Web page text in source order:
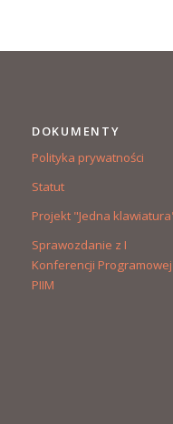
DOKUMENTY
Polityka prywatności
Statut
Projekt "Jedna
Sprawozdanie z I
Konferencji Programowej
PIIM